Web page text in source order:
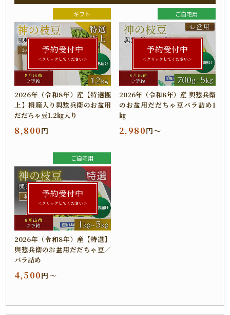
ギフト
予約受付中
＜クリックしてください＞
2026年（令和8年）産【特選極
上】桐箱入り與惣兵衛のお盆用
だだちゃ豆1.2㎏入り
8,800円
ご自宅用
予約受付中
＜クリックしてください＞
2026年（令和8年）産 與惣兵衛
のお盆用だだちゃ豆バラ詰め1
㎏
2,980円～
ご自宅用
予約受付中
＜クリックしてください＞
2026年（令和8年）産【特選】
與惣兵衛のお盆用だだちゃ豆／
バラ詰め
4,500円～